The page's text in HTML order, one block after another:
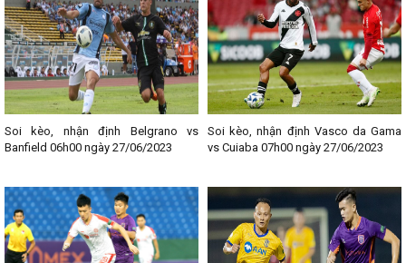
thông tin liên quan đến từng trận đấu bóng đá. Chia sẻ địa chỉ giải
trí uy tín, chất lượng này đến với Fan hâm mộ bóng đá các bạn
nhé!
--------------------------------
Lịch thi đấu bóng đá các giải nổi bật:
- Lịch thi đấu Ngoại hạng Anh
- Lịch thi đấu La Liga
- Lịch thi đấu Bundesliga
- Lịch thi đấu V - League
- Lịch thi đấu Cup C1
Soi kèo, nhận định Belgrano vs
Banfield 06h00 ngày 27/06/2023
Soi kèo, nhận định Vasco da Gama
vs Cuiaba 07h00 ngày 27/06/2023